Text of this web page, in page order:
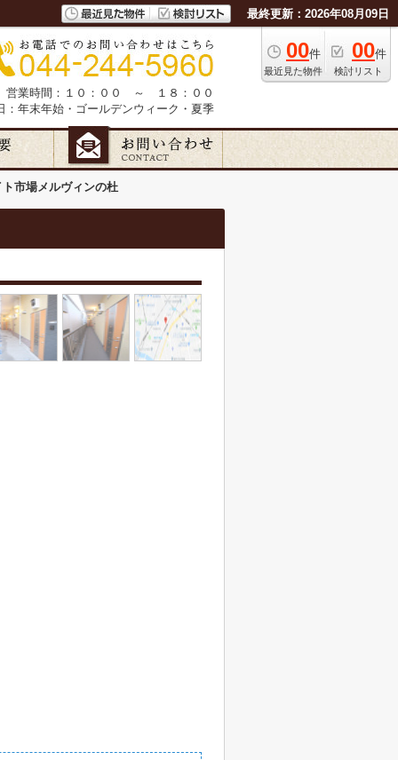
最終更新：2026年08月09日
00件
最近見た物件
00件
検討リスト
営業時間：１０：００ ～ １８：００
：年末年始・ゴールデンウィーク・夏季
ト市場メルヴィンの杜